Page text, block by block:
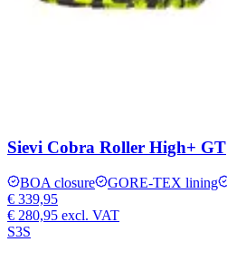
Sievi Cobra Roller High+ GT
BOA closure GORE-TEX lining
€ 339,95
€ 280,95 excl. VAT
S3S